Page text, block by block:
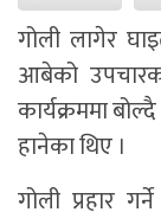
गोली लागेर
आबेको
कार्यक्रममा
हानेका थिए ।
गोली प्रहार